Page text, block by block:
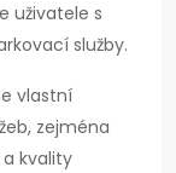
uživatele s
služby.
vlastní
zejména
kvality